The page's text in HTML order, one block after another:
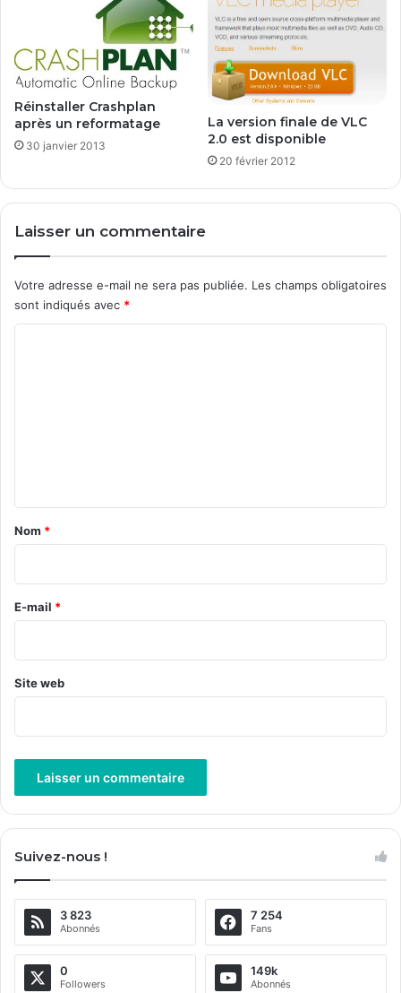
Réinstaller Crashplan
après un reformatage
30 janvier 2013
La version finale de VLC
2.0 est disponible
20 février 2012
Laisser un commentaire
Votre adresse e-mail ne sera pas publiée. Les champs obligatoires
sont indiqués avec *
a
r
e
Nom *
E-mail *
Site web
t
n
Suivez-nous !
3 823
Abonnés
7 254
Fans
0
Followers
149k
Abonnés